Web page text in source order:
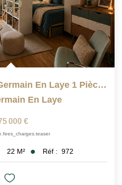
Appartement Saint Germain En Laye 1 Pièce(s), 22.19 M²
En Laye
000 €
22 M² Réf : 972